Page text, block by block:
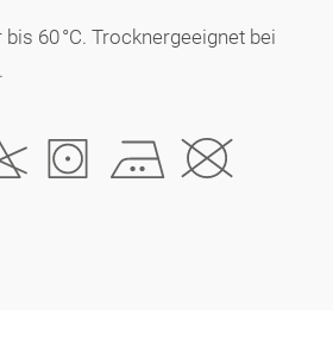
60 °C. Trocknergeeignet bei